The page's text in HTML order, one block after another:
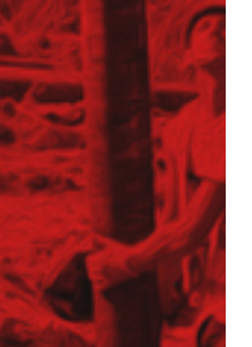
/ Serwisant maszyn
ds. bazy sprzętowej (K/M)
(K/M)
(K/M)
maszyn budowlanych
(K/M)